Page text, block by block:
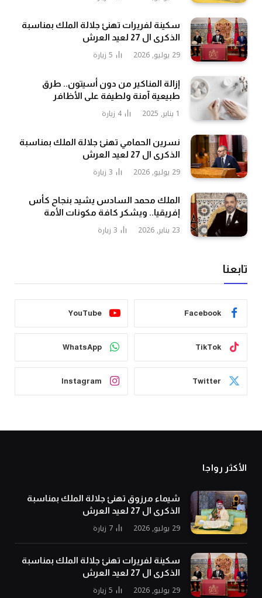
سكينة لفريرات تهنئ جلالة الملك بمناسبة
الذكرى ال 27 لعيد العرش
29 يوليو, 2026 5 زيارة
إزالة المناكير من دون أسيتون.. طرق
طبيعية آمنة ولطيفة على الأظافر
1 يناير, 2025 4 زيارة
نسرين الحمامي تهنئ جلالة الملك بمناسبة
الذكرى ال 27 لعيد العرش
29 يوليو, 2026 3 زيارة
الملك محمد السادس يشيد بنجاح كأس
إفريقيا.. ويشكر كافة مكونات الأمة
23 يناير, 2026 3 زيارة
تابعنا
Facebook
YouTube
TikTok
WhatsApp
Twitter
Instagram
الأكثر رواجا
شيماء مرزوق تهنئ جلالة الملك بمناسبة
الذكرى ال 27 لعيد العرش
29 يوليو, 2026 7 زيارة
سكينة لفريرات تهنئ جلالة الملك بمناسبة
الذكرى ال 27 لعيد العرش
29 يوليو, 2026 5 زيارة